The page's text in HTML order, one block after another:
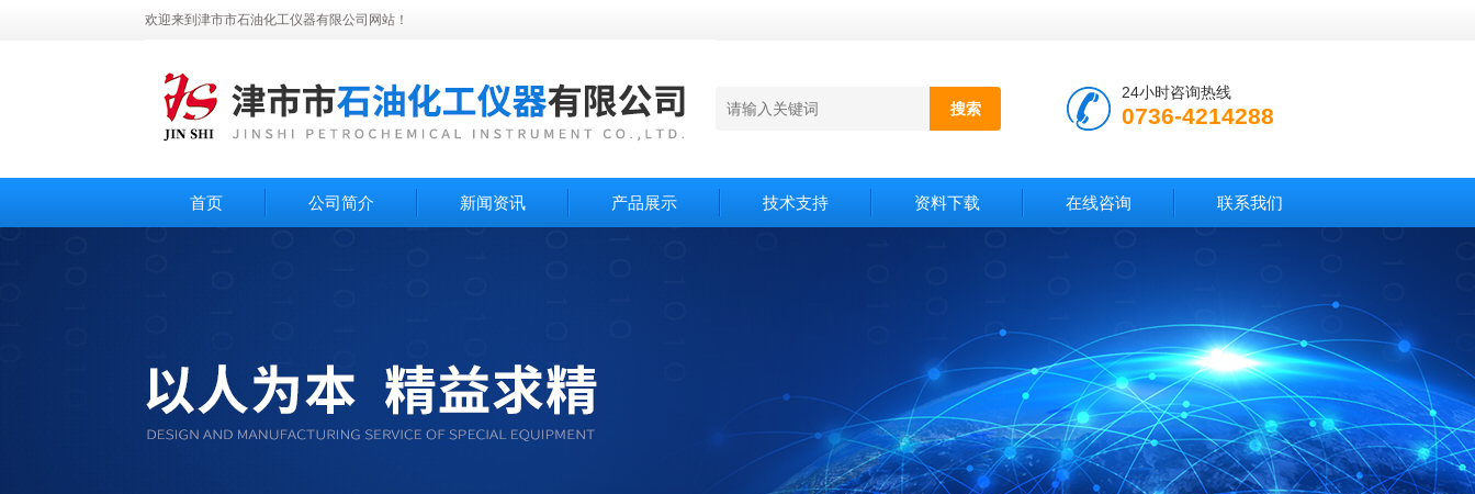
欢迎来到津市市石油化工仪器有限公司网站！
24小时咨询热线
0736-4214288
首页 公司简介 新闻资讯 产品展示 技术支持 资料下载 在线咨询 联系我们